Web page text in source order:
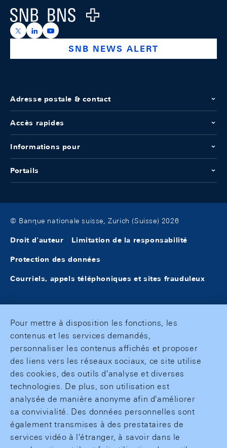
Logo
https://x.com/snb_bns
https://ch.linkedin.com/company/swiss-national-
https://www.youtube.com/@swissnationalbank
SNB NEWS ALERT
Adresse postale & contact
Accès rapides
Informations pour
Portails
© Banque nationale suisse, Zurich (Suisse) 2026
Droit d'auteur Limitation de la responsabilité
Protection des données
Courriels, appels téléphoniques et sites frauduleux
Pour mettre à disposition les fonctions, les
contenus et les services demandés,
personnaliser les contenus affichés et proposer
des liens vers les réseaux sociaux, ce site utilise
des cookies, des outils d'analyse et diverses
technologies. De plus, son utilisation est
analysée de manière anonyme afin d'améliorer
sa convivialité. Des données personnelles sont
également transmises à des prestataires de
services vidéo à l'étranger, à savoir dans le